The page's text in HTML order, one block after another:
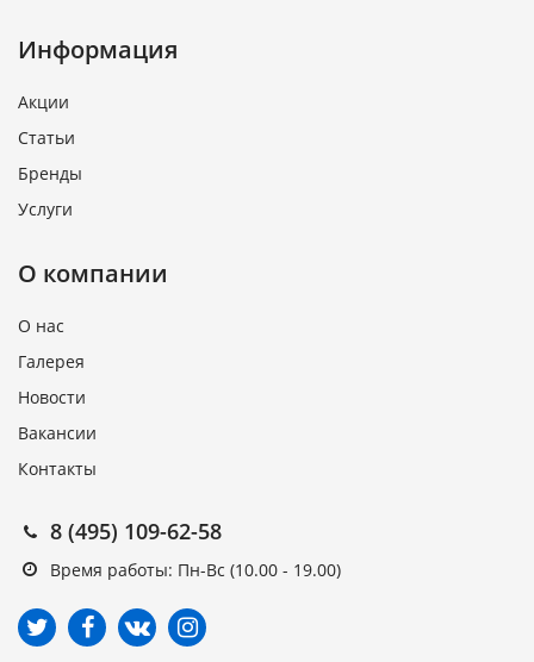
Информация
Акции
Статьи
Бренды
Услуги
О компании
О нас
Галерея
Новости
Вакансии
Контакты
8 (495) 109-62-58
Время работы: Пн-Вс (10.00 - 19.00)